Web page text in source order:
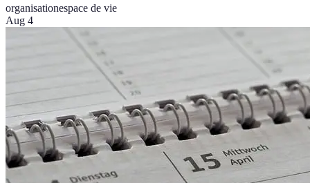
organisationespace de vie
Aug 4